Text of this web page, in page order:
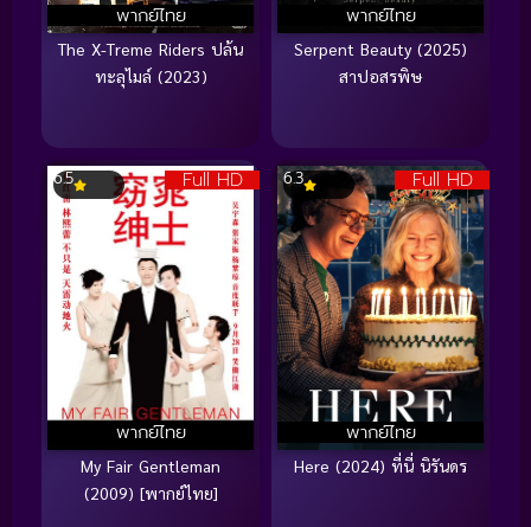
พากย์ไทย
The X-Treme Riders ปล้น
ทะลุไมล์ (2023)
พากย์ไทย
Serpent Beauty (2025)
สาปอสรพิษ
Full HD
พากย์ไทย
6.5
My Fair Gentleman
(2009) [พากย์ไทย]
Full HD
พากย์ไทย
6.3
Here (2024) ที่นี่ นิรันดร